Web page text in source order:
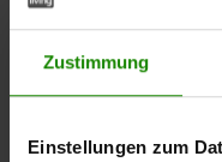
Zustimmung
Einstellungen zum
1015 –
Schlafzimmer Serie